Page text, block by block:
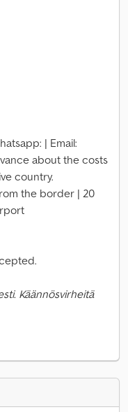
| Email:
about the costs
country.
the border | 20
Käännösvirheitä